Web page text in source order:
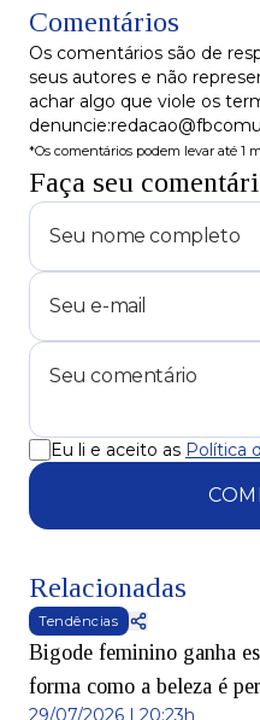
Comentários
Os comentários são de
seus autores e não
achar algo que viole os
*Os comentários podem levar até 1
Faça seu
Eu li e aceito as Política
Relacionadas
Tendências
Bigode feminino ganha
forma como a beleza é
29/07/2026 | 20:23h